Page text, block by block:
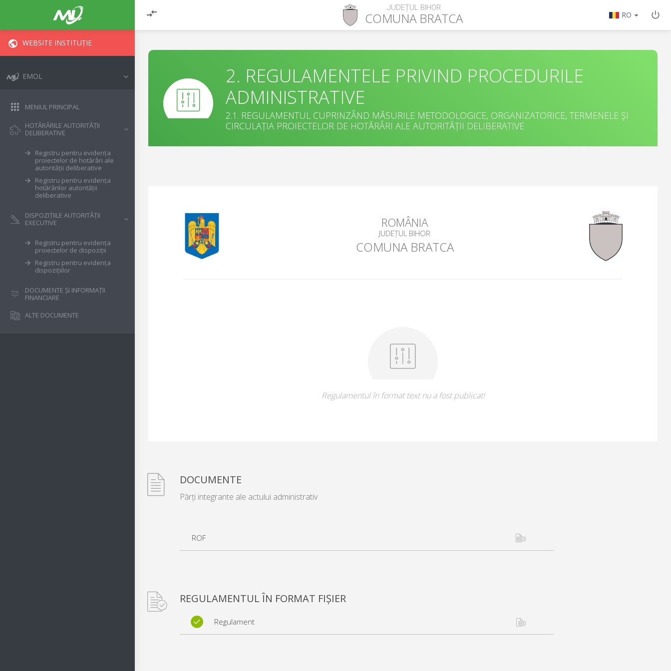
JUDEȚUL BIHOR
COMUNA BRATCA RO
WEBSITE INSTITUȚIE
EMOL
MENIUL PRINCIPAL
HOTĂRÂRILE AUTORITĂȚII
DELIBERATIVE
Registru pentru evidența
proiectelor de hotărâri ale
autorității deliberative
Registru pentru evidența
hotărârilor autorității
deliberative
DISPOZIȚIILE AUTORITĂȚII
EXECUTIVE
Registru pentru evidența
proiectelor de dispoziții
Registru pentru evidența
dispozițiilor
DOCUMENTE ȘI INFORMAȚII
FINANCIARE
ALTE DOCUMENTE
2. REGULAMENTELE PRIVIND PROCEDURILE
ADMINISTRATIVE
2.1. REGULAMENTUL CUPRINZÂND MĂSURILE METODOLOGICE, ORGANIZATORICE, TERMENELE ȘI
CIRCULAȚIA PROIECTELOR DE HOTĂRÂRI ALE AUTORITĂȚII DELIBERATIVE
ROMÂNIA
JUDEȚUL BIHOR
COMUNA BRATCA
Regulamentul în format text nu a fost publicat!
DOCUMENTE
Părți integrante ale actului administrativ
ROF
REGULAMENTUL ÎN FORMAT FIȘIER
Regulament